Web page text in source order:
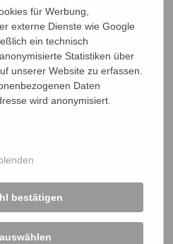
und Dr. Insa Thiele
Verbindung
für Werbung,
externe Dienste wie Google
ein technisch
Statistiken über
unserer Website zu erfassen.
Daten
wird anonymisiert.
bestätigen